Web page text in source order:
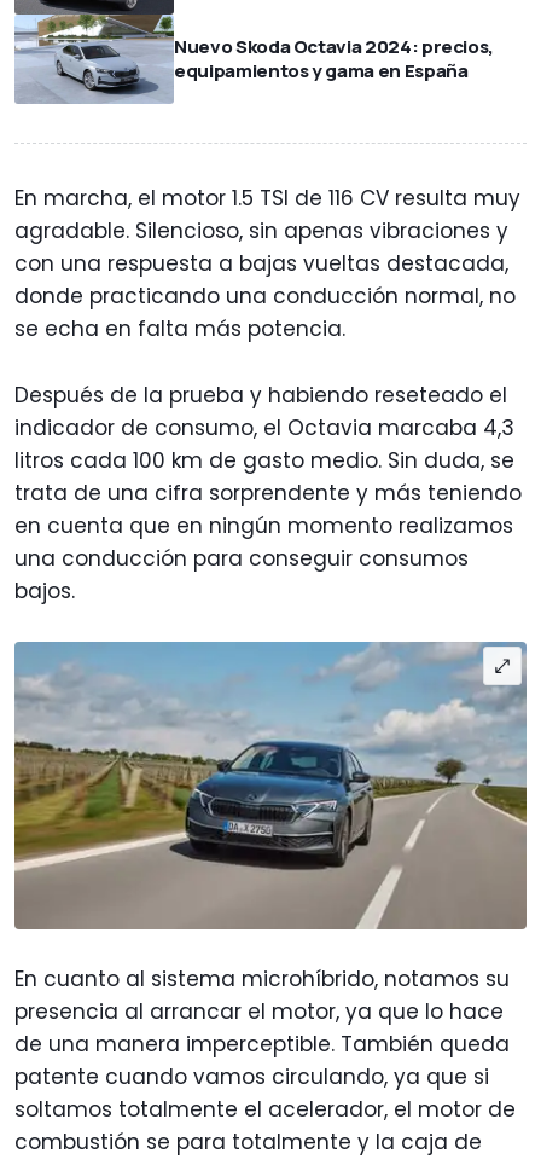
Nuevo Skoda Octavia 2024: precios,
equipamientos y gama en España
En marcha, el motor 1.5 TSI de 116 CV resulta muy
agradable. Silencioso, sin apenas vibraciones y
con una respuesta a bajas vueltas destacada,
donde practicando una conducción normal, no
se echa en falta más potencia.
Después de la prueba y habiendo reseteado el
indicador de consumo, el Octavia marcaba 4,3
litros cada 100 km de gasto medio. Sin duda, se
trata de una cifra sorprendente y más teniendo
en cuenta que en ningún momento realizamos
una conducción para conseguir consumos
bajos.
En cuanto al sistema microhíbrido, notamos su
presencia al arrancar el motor, ya que lo hace
de una manera imperceptible. También queda
patente cuando vamos circulando, ya que si
soltamos totalmente el acelerador, el motor de
combustión se para totalmente y la caja de